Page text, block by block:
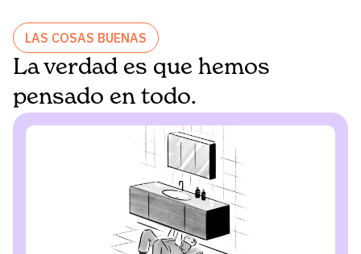
LAS COSAS BUENAS
La verdad es que hemos
pensado en todo.